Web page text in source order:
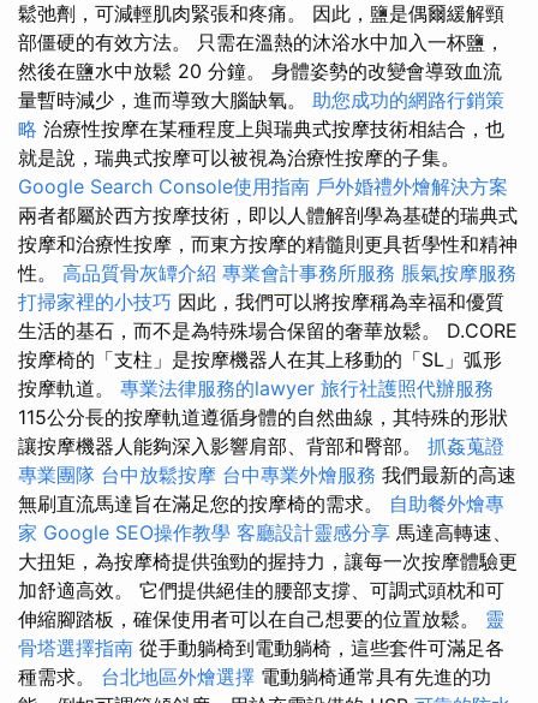
鬆弛劑，可減輕肌肉緊張和疼痛。 因此，鹽是偶爾緩解頸
部僵硬的有效方法。 只需在溫熱的沐浴水中加入一杯鹽，
然後在鹽水中放鬆 20 分鐘。 身體姿勢的改變會導致血流
量暫時減少，進而導致大腦缺氧。 助您成功的網路行銷策
略 治療性按摩在某種程度上與瑞典式按摩技術相結合，也
就是說，瑞典式按摩可以被視為治療性按摩的子集。
Google Search Console使用指南 戶外婚禮外燴解決方案
兩者都屬於西方按摩技術，即以人體解剖學為基礎的瑞典式
按摩和治療性按摩，而東方按摩的精髓則更具哲學性和精神
性。 高品質骨灰罈介紹 專業會計事務所服務 脹氣按摩服務
打掃家裡的小技巧 因此，我們可以將按摩稱為幸福和優質
生活的基石，而不是為特殊場合保留的奢華放鬆。 D.CORE
按摩椅的「支柱」是按摩機器人在其上移動的「SL」弧形
按摩軌道。 專業法律服務的lawyer 旅行社護照代辦服務
115公分長的按摩軌道遵循身體的自然曲線，其特殊的形狀
讓按摩機器人能夠深入影響肩部、背部和臀部。 抓姦蒐證
專業團隊 台中放鬆按摩 台中專業外燴服務 我們最新的高速
無刷直流馬達旨在滿足您的按摩椅的需求。 自助餐外燴專
家 Google SEO操作教學 客廳設計靈感分享 馬達高轉速、
大扭矩，為按摩椅提供強勁的握持力，讓每一次按摩體驗更
加舒適高效。 它們提供絕佳的腰部支撐、可調式頭枕和可
伸縮腳踏板，確保使用者可以在自己想要的位置放鬆。 靈
骨塔選擇指南 從手動躺椅到電動躺椅，這些套件可滿足各
種需求。 台北地區外燴選擇 電動躺椅通常具有先進的功